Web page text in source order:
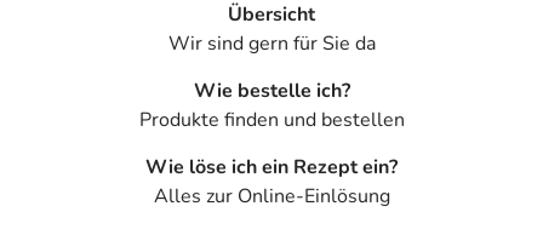
Übersicht
Wir sind gern für Sie da
Wie bestelle ich?
Produkte finden und bestellen
Wie löse ich ein Rezept ein?
Alles zur Online-Einlösung